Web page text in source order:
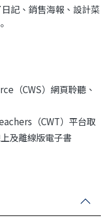
記、銷售海報、設計菜
（CWS）網頁聆聽、
（CWT）平台取
及離線版電子書